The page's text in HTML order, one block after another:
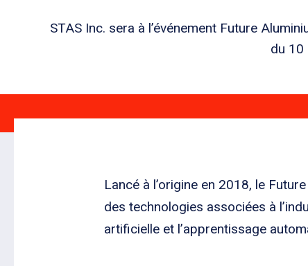
STAS Inc. sera à l’événement Future
du 10
Lancé à l’origine en 2018, le
des technologies associées à
artificielle et l’apprentissage